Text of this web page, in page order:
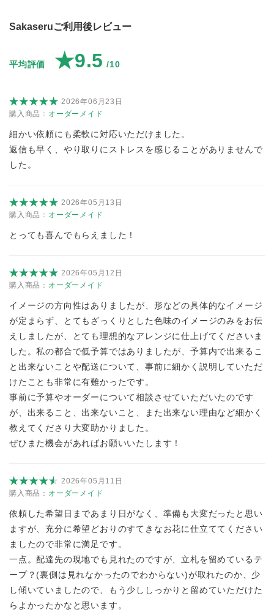
Sakaseruご利用後レビュー
平均評価 ★9.5 /10
2026年06月23日
購入商品： オーダーメイド
細かい依頼にも柔軟に対応いただけました。
返信も早く、やり取りにストレスを感じることがありませんで
した。
2026年05月13日
購入商品： オーダーメイド
とっても喜んでもらえました！
2026年05月12日
購入商品： オーダーメイド
イメージの方向性はありましたが、形などの具体的なイメージ
が定まらず、とてもざっくりとした色味のイメージのみをお伝
えしましたが、とても理想的なアレンジに仕上げてくださいま
した。私の都合で低予算ではありましたが、予算内で出来るこ
と出来ないことや配送について、事前に細かく説明していただ
けたことも非常に有難かったです。
事前に予算やオーダーについて相談させていただいたのです
が、出来ること、出来ないこと、また出来ない理由など細かく
教えてくださり大変助かりました。
ぜひまた機会があればお願いいたします！
2026年05月11日
購入商品： オーダーメイド
依頼した希望日まであまり日がなく、準備も大変だったと思い
ますが、充分に希望どおりのすてきなお花に仕立ててください
ましたので非常に満足です。
一点。配達先の現地でも見れたのですが、立札を留めているテ
ープ？(裏側は見れなかったのでわからない)が取れたのか、少
し傾いていましたので、もう少ししっかりと留めていただけた
らよかったかなと思います。